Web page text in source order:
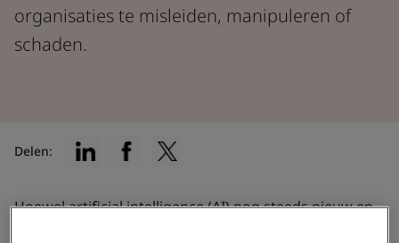
organisaties te misleiden, manipuleren of
schaden.
Hoewel artificial intelligence (AI) nog steeds nieuw en
Delen: